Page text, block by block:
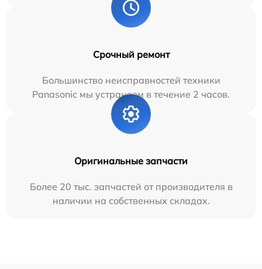
Срочный ремонт
Большинство неисправностей техники
Panasonic мы устраняем в течение 2 часов.
Оригинальные запчасти
Более 20 тыс. запчастей от производителя в
наличии на собственных складах.